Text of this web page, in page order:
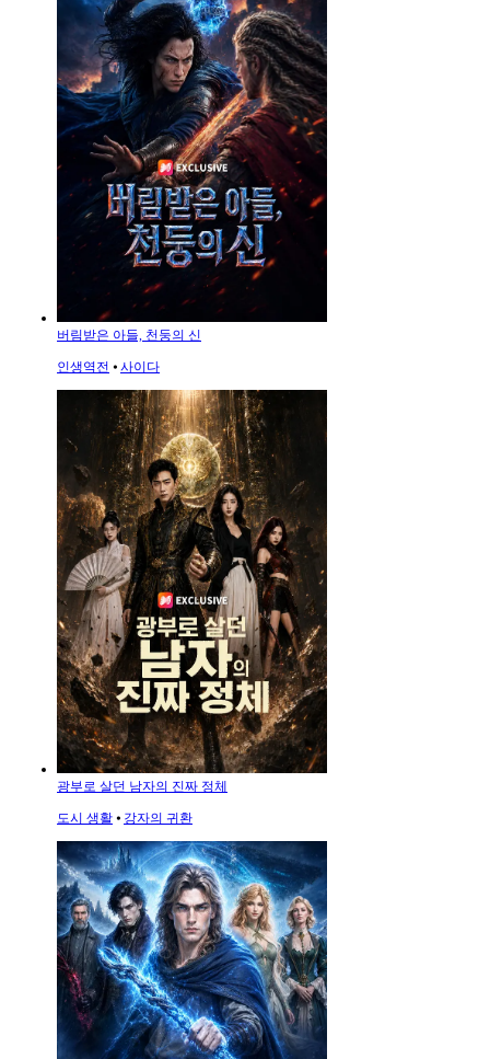
버림받은 아들, 천둥의 신
인생역전 ⦁ 사이다
광부로 살던 남자의 진짜 정체
도시 생활 ⦁ 강자의 귀환